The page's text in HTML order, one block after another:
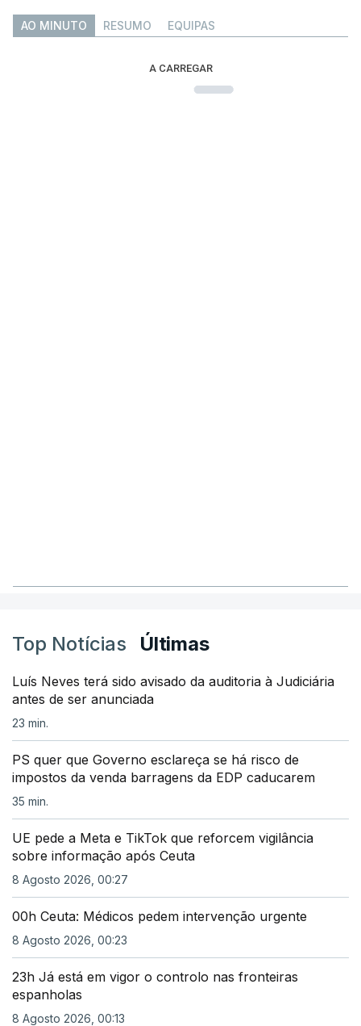
AO MINUTO RESUMO EQUIPAS
A CARREGAR
Top Notícias Últimas
Luís Neves terá sido avisado da auditoria à Judiciária
antes de ser anunciada
23 min.
PS quer que Governo esclareça se há risco de
impostos da venda barragens da EDP caducarem
35 min.
UE pede a Meta e TikTok que reforcem vigilância
sobre informação após Ceuta
8 Agosto 2026, 00:27
00h Ceuta: Médicos pedem intervenção urgente
8 Agosto 2026, 00:23
23h Já está em vigor o controlo nas fronteiras
espanholas
8 Agosto 2026, 00:13